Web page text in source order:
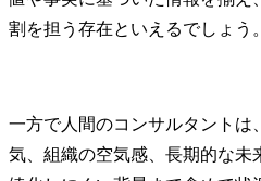
割を担う存在といえるでしょう。
一方で人間のコンサルタントは
気、組織の空気感、長期的な未